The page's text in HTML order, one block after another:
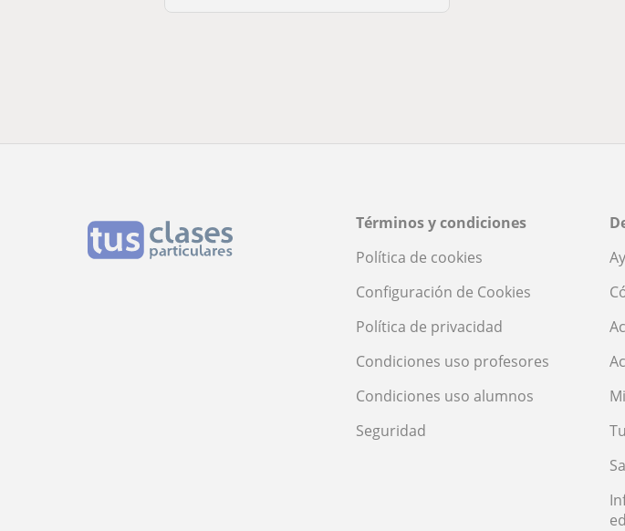
Términos y condiciones
Política de cookies
Configuración de Cookies
Política de privacidad
Condiciones uso profesores
Condiciones uso alumnos
Seguridad